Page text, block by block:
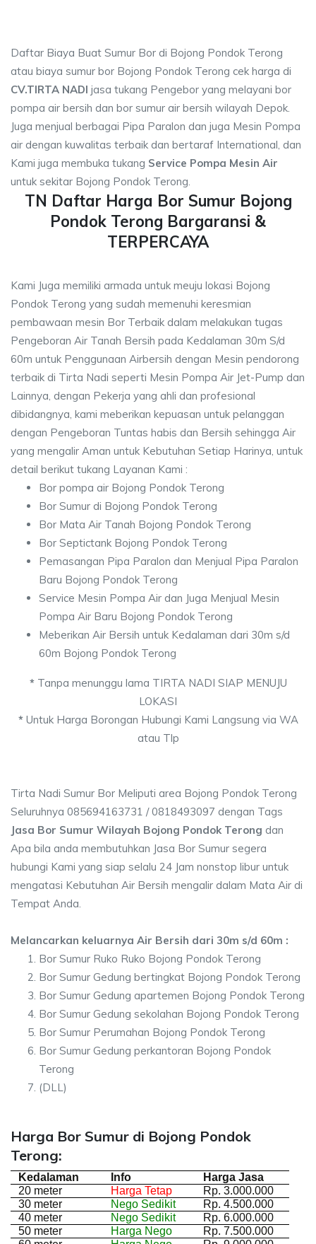
Daftar Biaya Buat Sumur Bor di Bojong Pondok Terong
atau biaya sumur bor Bojong Pondok Terong cek harga di
CV.TIRTA NADI jasa tukang Pengebor yang melayani bor
pompa air bersih dan bor sumur air bersih wilayah Depok.
Juga menjual berbagai Pipa Paralon dan juga Mesin Pompa
air dengan kuwalitas terbaik dan bertaraf International, dan
Kami juga membuka tukang Service Pompa Mesin Air
untuk sekitar Bojong Pondok Terong.
TN Daftar Harga Bor Sumur Bojong
Pondok Terong Bargaransi &
TERPERCAYA
Kami Juga memiliki armada untuk meuju lokasi Bojong
Pondok Terong yang sudah memenuhi keresmian
pembawaan mesin Bor Terbaik dalam melakukan tugas
Pengeboran Air Tanah Bersih pada Kedalaman 30m S/d
60m untuk Penggunaan Airbersih dengan Mesin pendorong
terbaik di Tirta Nadi seperti Mesin Pompa Air Jet-Pump dan
Lainnya, dengan Pekerja yang ahli dan profesional
dibidangnya, kami meberikan kepuasan untuk pelanggan
dengan Pengeboran Tuntas habis dan Bersih sehingga Air
yang mengalir Aman untuk Kebutuhan Setiap Harinya, untuk
detail berikut tukang Layanan Kami :
Bor pompa air Bojong Pondok Terong
Bor Sumur di Bojong Pondok Terong
Bor Mata Air Tanah Bojong Pondok Terong
Bor Septictank Bojong Pondok Terong
Pemasangan Pipa Paralon dan Menjual Pipa Paralon
Baru Bojong Pondok Terong
Service Mesin Pompa Air dan Juga Menjual Mesin
Pompa Air Baru Bojong Pondok Terong
Meberikan Air Bersih untuk Kedalaman dari 30m s/d
60m Bojong Pondok Terong
*Tanpa menunggu lama TIRTA NADI SIAP MENUJU
LOKASI
*Untuk Harga Borongan Hubungi Kami Langsung via WA
atau Tlp
Tirta Nadi Sumur Bor Meliputi area Bojong Pondok Terong
Seluruhnya 085694163731 / 0818493097 dengan Tags
Jasa Bor Sumur Wilayah Bojong Pondok Terong dan
Apa bila anda membutuhkan Jasa Bor Sumur segera
hubungi Kami yang siap selalu 24 Jam nonstop libur untuk
mengatasi Kebutuhan Air Bersih mengalir dalam Mata Air di
Tempat Anda.
Melancarkan keluarnya Air Bersih dari 30m s/d 60m :
Bor Sumur Ruko Ruko Bojong Pondok Terong
Bor Sumur Gedung bertingkat Bojong Pondok Terong
Bor Sumur Gedung apartemen Bojong Pondok Terong
Bor Sumur Gedung sekolahan Bojong Pondok Terong
Bor Sumur Perumahan Bojong Pondok Terong
Bor Sumur Gedung perkantoran Bojong Pondok
Terong
(DLL)
Harga Bor Sumur di Bojong Pondok
Terong:
Kedalaman Info
Harga Jasa
20 meter
Harga Tetap
Rp. 3.000.000
30 meter
Nego Sedikit
Rp. 4.500.000
40 meter
Nego Sedikit
Rp. 6.000.000
50 meter
Harga Nego
Rp. 7.500.000